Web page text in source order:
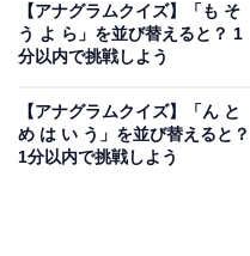
あわせて読みたい
並び替える
【アナグラムクイズ】「も そ
う よ ら」を並び替えると？ 1
分以内で挑戦しよう
【アナグラムクイズ】「ん と
め は い う」を並び替えると？
1分以内で挑戦しよう